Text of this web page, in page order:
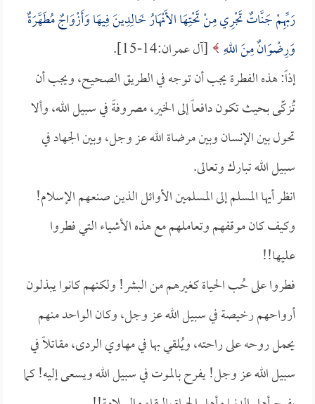
رَبِّهِمْ جَنَّاتٌ تَجْرِي مِنْ تَحْتِهَا الأَنْهَارُ خَالِدِينَ فِيهَا وَأَزْوَاجٌ مُطَهَّرَةٌ
وَرِضْوَانٌ مِنَ اللهِ [آل عمران:14-15].
إذاً: هذه الفطرة يجب أن توجه في الطريق الصحيح، ويجب أن
تُزكّى بحيث تكون دافعاً إلى الخير، مصروفةً في سبيل الله، وألا
تحول بين الإنسان وبين مرضاة الله عز وجل، وبين الجهاد في
سبيل الله تبارك وتعالى.
انظر أيها المسلم إلى المسلمين الأوائل الذين صنعهم الإسلام!
وكيف كان موقفهم وتعاملهم مع هذه الأشياء التي فطروا
عليها!!
فطروا على حُب الحياة كغيرهم من البشر! ولكنهم كانوا يبذلون
أرواحهم رخيصة في سبيل الله عز وجل، وكان الواحد منهم
يحمل روحه على راحته، ويُلقي بها في مهاوي الردى، مقاتلاً في
سبيل الله عز وجل! يفرح بالموت في سبيل الله ويسعى إليه! كما